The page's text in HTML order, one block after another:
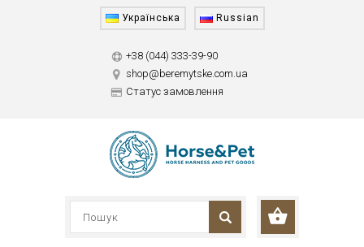
Українська Russian
+38 (044) 333-39-90
shop@beremytske.com.ua
Статус замовлення